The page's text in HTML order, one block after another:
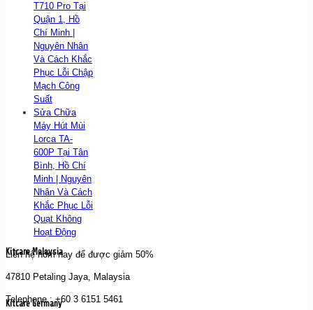
T710 Pro Tại
Quận 1, Hồ
Chí Minh |
Nguyên Nhân
Và Cách Khắc
Phục Lỗi Chập
Mạch Công
Suất
Sửa Chữa
Máy Hút Mùi
Lorca TA-
600P Tại Tân
Bình, Hồ Chí
Minh | Nguyên
Nhân Và Cách
Khắc Phục Lỗi
Quạt Không
Hoạt Động
Liên hệ hôm nay để được giảm 50%
Kitcare Malaysia
47810 Petaling Jaya, Malaysia
Telephone : +60 3 6151 5461
Kitcare Germany